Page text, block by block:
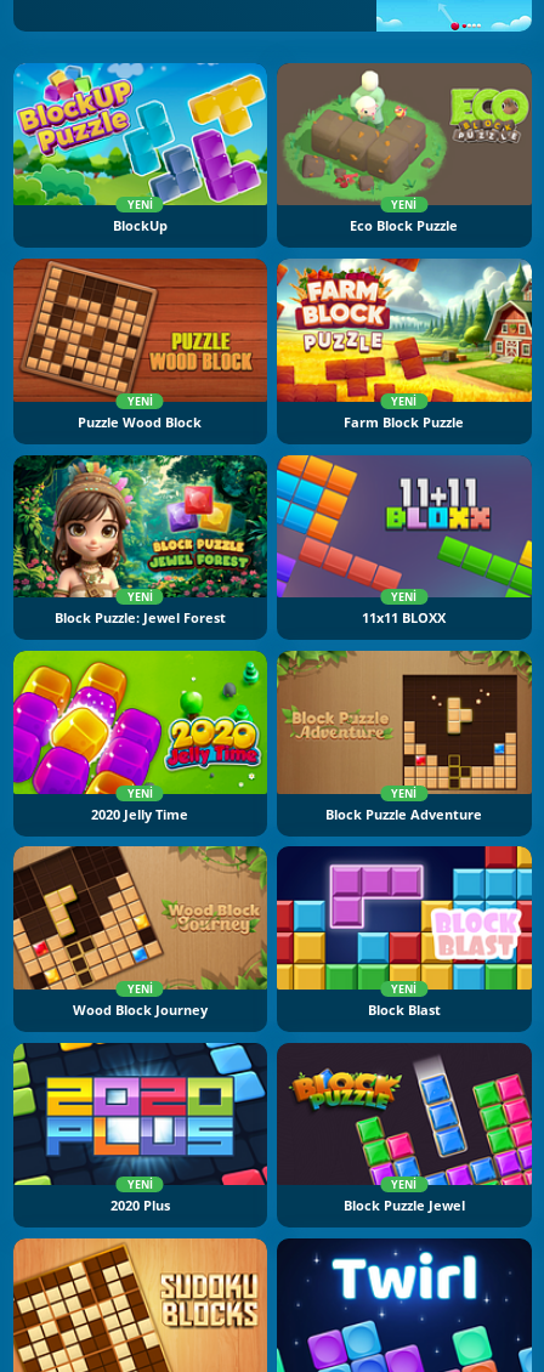
YENI
BlockUp
YENI
Eco Block Puzzle
YENI
Puzzle Wood Block
YENI
Farm Block Puzzle
YENI
Block Puzzle: Jewel Forest
YENI
11x11 BLOXX
YENI
2020 Jelly Time
YENI
Block Puzzle Adventure
YENI
Wood Block Journey
YENI
Block Blast
YENI
2020 Plus
YENI
Block Puzzle Jewel